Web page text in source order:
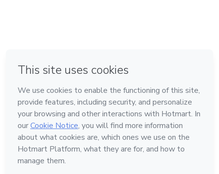
Feito com ❤ na Cidade do México
Conheça a Hotmart
Idioma
Português